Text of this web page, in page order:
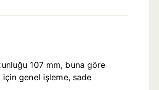
107 mm, buna göre
genel işleme, sade